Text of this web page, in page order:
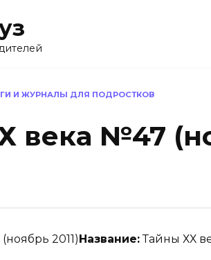
И ЖУРНАЛЫ ДЛЯ ПОДРОСТКОВ
века №47
Название:Тайны ХХ